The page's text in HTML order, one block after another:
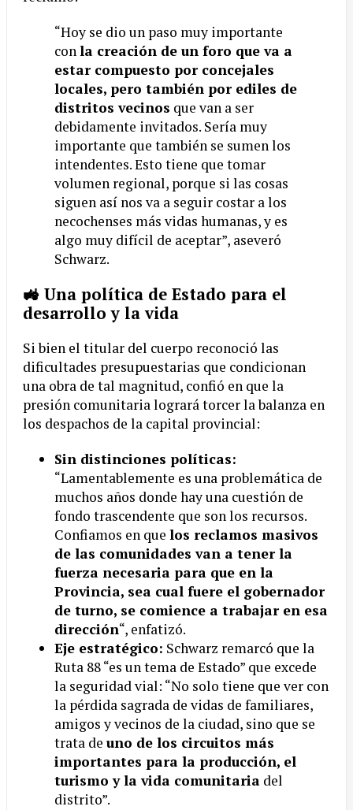
“Hoy se dio un paso muy importante
conla creación de un foro que va a
estar compuesto por concejales
locales, pero también por ediles de
distritos vecinos que van a ser
debidamente invitados. Sería muy
importante que también se sumen los
intendentes. Esto tiene que tomar
volumen regional, porque si las cosas
siguen así nos va a seguir costar a los
necochenses más vidas humanas, y es
algo muy difícil de aceptar”, aseveró
Schwarz.
🚜 Una política de Estado para el
desarrollo y la vida
Si bien el titular del cuerpo reconoció las
dificultades presupuestarias que condicionan
una obra de tal magnitud, confió en que la
presión comunitaria logrará torcer la balanza en
los despachos de la capital provincial:
Sin distinciones políticas:
“Lamentablemente es una problemática de
muchos años donde hay una cuestión de
fondo trascendente que son los recursos.
Confiamos en que los reclamos masivos
de las comunidades van a tener la
fuerza necesaria para que en la
Provincia, sea cual fuere el gobernador
de turno, se comience a trabajar en esa
dirección“, enfatizó.
Eje estratégico: Schwarz remarcó que la
Ruta 88 “es un tema de Estado” que excede
la seguridad vial: “No solo tiene que ver con
la pérdida sagrada de vidas de familiares,
amigos y vecinos de la ciudad, sino que se
trata de uno de los circuitos más
importantes para la producción, el
turismo y la vida comunitaria del
distrito”.